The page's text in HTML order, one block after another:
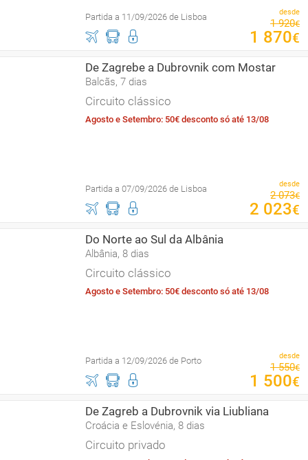
Partida a 11/09/2026 de Lisboa desde
1 920€
1 870€
De Zagrebe a Dubrovnik com Mostar
Balcãs, 7 dias
Circuito clássico
Agosto e Setembro: 50€ desconto só até 13/08
Partida a 07/09/2026 de Lisboa desde
2 073€
2 023€
Do Norte ao Sul da Albânia
Albânia, 8 dias
Circuito clássico
Agosto e Setembro: 50€ desconto só até 13/08
Partida a 12/09/2026 de Porto desde
1 550€
1 500€
De Zagreb a Dubrovnik via Liubliana
Croácia e Eslovénia, 8 dias
Circuito privado